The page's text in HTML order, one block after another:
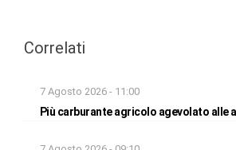
Correlati
7 Agosto 2026 - 11:00
Più carburante agricolo agevolato alle